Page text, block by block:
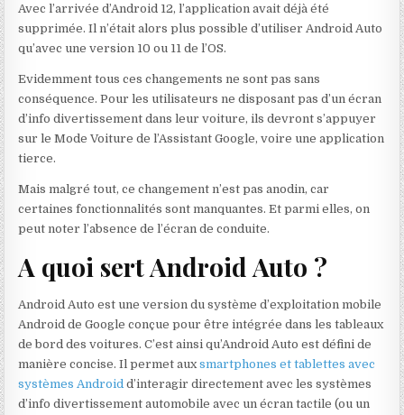
Avec l’arrivée d’Android 12, l’application avait déjà été
supprimée. Il n’était alors plus possible d’utiliser Android Auto
qu’avec une version 10 ou 11 de l’OS.
Evidemment tous ces changements ne sont pas sans
conséquence. Pour les utilisateurs ne disposant pas d’un écran
d’info divertissement dans leur voiture, ils devront s’appuyer
sur le Mode Voiture de l’Assistant Google, voire une application
tierce.
Mais malgré tout, ce changement n’est pas anodin, car
certaines fonctionnalités sont manquantes. Et parmi elles, on
peut noter l’absence de l’écran de conduite.
A quoi sert Android Auto ?
Android Auto est une version du système d’exploitation mobile
Android de Google conçue pour être intégrée dans les tableaux
de bord des voitures. C’est ainsi qu’Android Auto est défini de
manière concise. Il permet auxsmartphones et tablettes avec
systèmes Android d’interagir directement avec les systèmes
d’info divertissement automobile avec un écran tactile (ou un